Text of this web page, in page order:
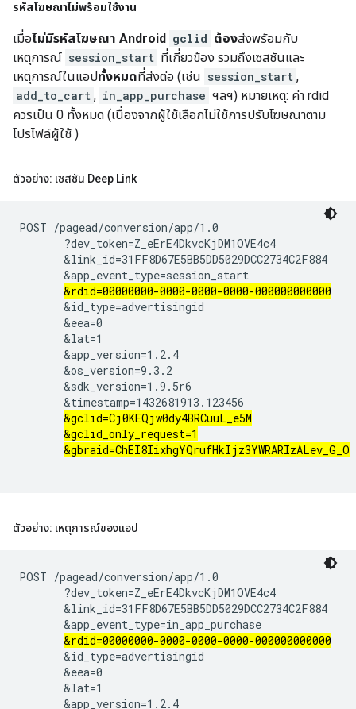
รหัสโฆษณาไม่พร้อมใช้งาน
เมื่อไม่มีรหัสโฆษณา Android gclid ต้องส่งพร้อมกับ
เหตุการณ์ session_start ที่เกี่ยวข้อง รวมถึงเซสชันและ
เหตุการณ์ในแอปทั้งหมดที่ส่งต่อ (เช่น session_start ,
add_to_cart , in_app_purchase ฯลฯ) หมายเหตุ: ค่า rdid
ควรเป็น 0 ทั้งหมด (เนื่องจากผู้ใช้เลือกไม่ใช้การปรับโฆษณาตาม
โปรไฟล์ผู้ใช้ )
ตัวอย่าง: เซสชัน Deep Link
POST /pagead/conversion/app/1.0
       ?dev_token=Z_eErE4DkvcKjDM1OVE4c4
       &link_id=31FF8D67E5BB5DD5029DCC2734C2F884
       &app_event_type=session_start
&rdid=00000000-0000-0000-0000-000000000000
       &id_type=advertisingid
       &eea=0
       &lat=1
       &app_version=1.2.4
       &os_version=9.3.2
       &sdk_version=1.9.5r6
       &timestamp=1432681913.123456
&gclid=Cj0KEQjw0dy4BRCuuL_e5M
&gclid_only_request=1
&gbraid=ChEI8IixhgYQrufHkIjz3YWRARIzALev_G_O
ตัวอย่าง: เหตุการณ์ของแอป
POST /pagead/conversion/app/1.0
       ?dev_token=Z_eErE4DkvcKjDM1OVE4c4
       &link_id=31FF8D67E5BB5DD5029DCC2734C2F884
       &app_event_type=in_app_purchase
&rdid=00000000-0000-0000-0000-000000000000
       &id_type=advertisingid
       &eea=0
       &lat=1
       &app_version=1.2.4